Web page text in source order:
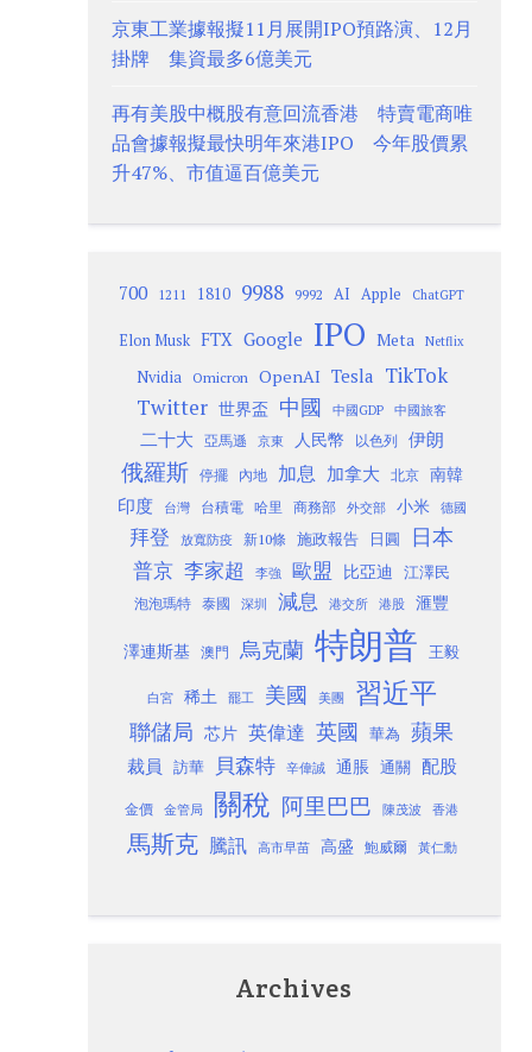
京東工業據報擬11月展開IPO預路演、12月
掛牌 集資最多6億美元
再有美股中概股有意回流香港 特賣電商唯
品會據報擬最快明年來港IPO 今年股價累
升47%、市值逼百億美元
700 1211 1810 9988 9992 AI Apple ChatGPT
Elon Musk FTX Google IPO Meta Netflix
Nvidia Omicron OpenAI Tesla TikTok
Twitter 世界盃 中國 中國GDP 中國旅客
二十大 亞馬遜 京東 人民幣 以色列 伊朗
俄羅斯 停擺 內地 加息 加拿大 北京
南韓
印度
台灣 台積電 哈里 商務部 外交部 小米 德國
拜登 放寬防疫 新10條 施政報告 日圓 日本
普京 李家超 李強 歐盟 比亞迪 江澤民
泡泡瑪特 泰國 深圳 減息 港交所 港股 滙豐
澤連斯基 澳門 烏克蘭 特朗普 王毅
白宮 稀土 罷工 美國 美團 習近平
聯儲局 芯片 英偉達 英國 華為 蘋果
裁員 訪華 貝森特 辛偉誠 通脹 通關 配股
金價 金管局 關稅 阿里巴巴 陳茂波 香港
馬斯克 騰訊 高市早苗 高盛 鮑威爾 黃仁勳
Archives